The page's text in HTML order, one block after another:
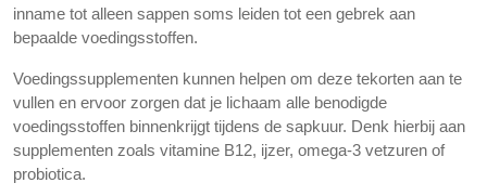
inname tot alleen sappen soms leiden tot een gebrek aan
bepaalde voedingsstoffen.
Voedingssupplementen kunnen helpen om deze tekorten aan te
vullen en ervoor zorgen dat je lichaam alle benodigde
voedingsstoffen binnenkrijgt tijdens de sapkuur. Denk hierbij aan
supplementen zoals vitamine B12, ijzer, omega-3 vetzuren of
probiotica.